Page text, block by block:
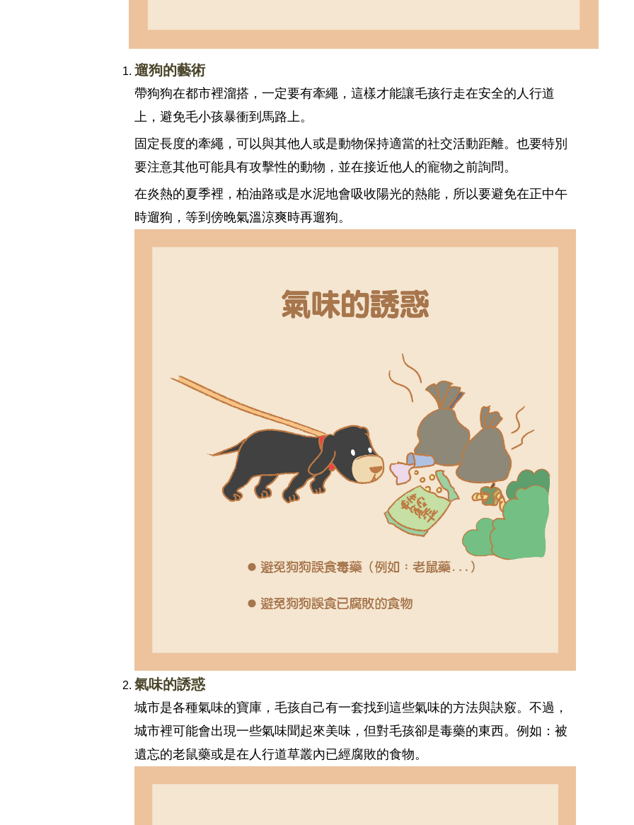
遛狗的藝術
帶狗狗在都市裡溜搭，一定要有牽繩，這樣才能讓毛孩行走在安全的人行道
上，避免毛小孩暴衝到馬路上。
固定長度的牽繩，可以與其他人或是動物保持適當的社交活動距離。也要特別
要注意其他可能具有攻擊性的動物，並在接近他人的寵物之前詢問。
在炎熱的夏季裡，柏油路或是水泥地會吸收陽光的熱能，所以要避免在正中午
時遛狗，等到傍晚氣溫涼爽時再遛狗。
氣味的誘惑
城市是各種氣味的寶庫，毛孩自己有一套找到這些氣味的方法與訣竅。不過，
城市裡可能會出現一些氣味聞起來美味，但對毛孩卻是毒藥的東西。例如：被
遺忘的老鼠藥或是在人行道草叢內已經腐敗的食物。